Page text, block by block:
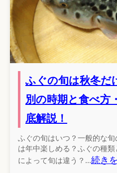
ふぐの旬は秋冬だ
別の時期と食べ方
底解説！
ふぐの旬はいつ？一般的な
は年中楽しめる？ふぐの種
によって旬は違う？...続き